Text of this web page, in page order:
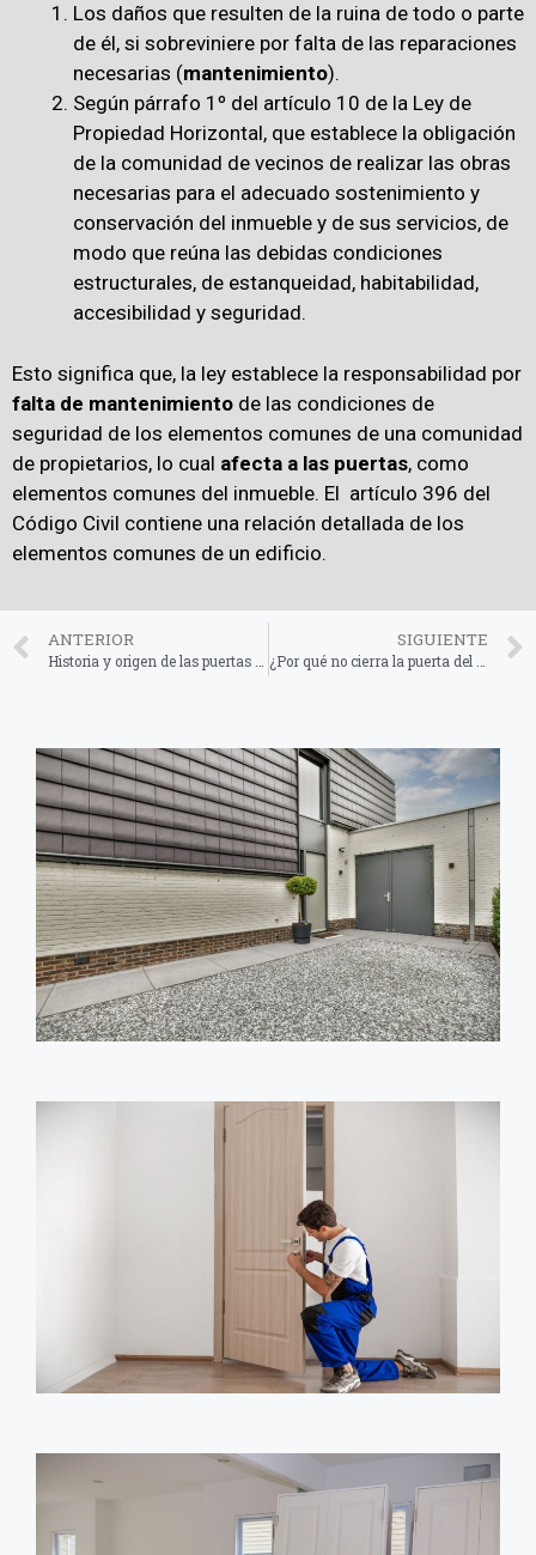
Los daños que resulten de la ruina de todo o parte
de él, si sobreviniere por falta de las reparaciones
necesarias (mantenimiento).
Según párrafo 1º del artículo 10 de la Ley de
Propiedad Horizontal, que establece la obligación
de la comunidad de vecinos de realizar las obras
necesarias para el adecuado sostenimiento y
conservación del inmueble y de sus servicios, de
modo que reúna las debidas condiciones
estructurales, de estanqueidad, habitabilidad,
accesibilidad y seguridad.
Esto significa que, la ley establece la responsabilidad por
falta de mantenimiento de las condiciones de
seguridad de los elementos comunes de una comunidad
de propietarios, lo cual afecta a las puertas, como
elementos comunes del inmueble. El artículo 396 del
Código Civil contiene una relación detallada de los
elementos comunes de un edificio.
ANTERIOR
Historia y origen de las puertas automáticas
SIGUIENTE
¿Por qué no cierra la puerta del garaje? Fallos y Soluciones